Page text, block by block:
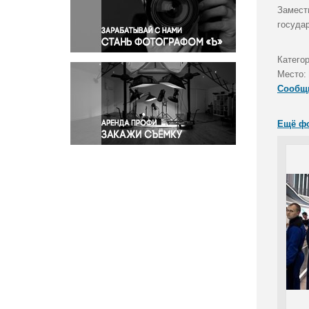
Правосудие
Происшествия и конфликты
Религия
Светская жизнь
Спорт
Экология
Экономика и бизнес
Место:
Ещё